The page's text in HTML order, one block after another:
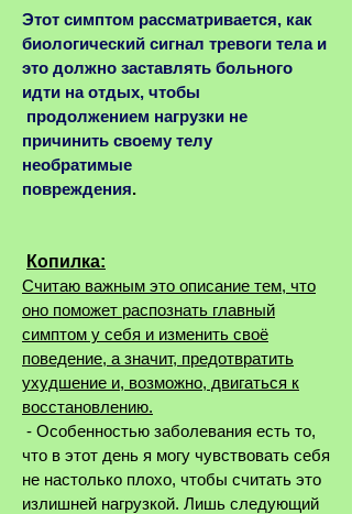
Этот симптом рассматривается, как
биологический сигнал тревоги тела и
это должно заставлять больного
идти на отдых, чтобы
продолжением нагрузки не
причинить своему телу
необратимые
повреждения.
Копилка:
​Считаю важным это описание тем, что
оно поможет распознать главный
симптом у себя и изменить своё
поведение, а значит, предотвратить
ухудшение и, возможно, двигаться к
восстановлению.
- Особенностью заболевания есть то,
что в этот день я могу чувствовать себя
не настолько плохо, чтобы считать это
излишней нагрузкой. Лишь следующий